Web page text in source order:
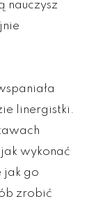
nauczysz
linergistki.
wykonać
jak go
zrobić